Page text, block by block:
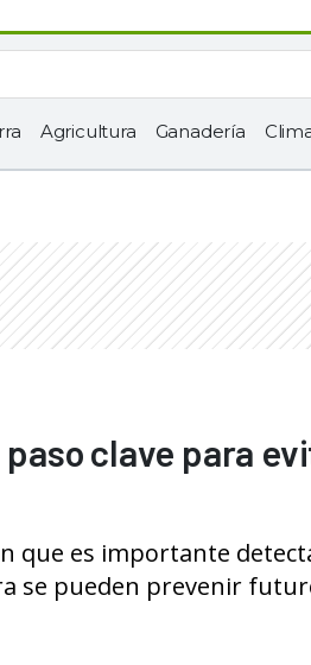
Agricultura Ganadería
clave para
que es importante
se pueden prevenir